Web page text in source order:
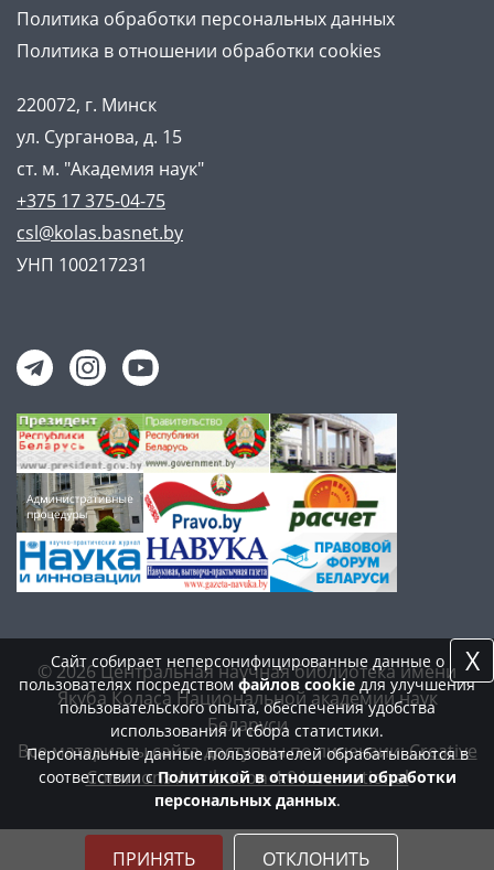
Политика обработки персональных данных
Политика в отношении обработки cookies
220072, г. Минск
ул. Сурганова, д. 15
ст. м. "Академия наук"
+375 17 375-04-75
csl@kolas.basnet.by
УНП 100217231
© 2026 Центральная научная библиотека имени
Якуба Коласа Национальной академии наук
Беларуси
Все материалы сайта доступны по лицензии:Creative
Commons Attribution 4.0 International
Сайт собирает неперсонифицированные данные о
пользователях посредствомфайлов cookieдля улучшения
пользовательского опыта, обеспечения удобства
использования и сбора статистики.
Персональные данные пользователей обрабатываются в
соответствии сПолитикой в отношении обработки
персональных данных.
ПРИНЯТЬ ОТКЛОНИТЬ
X